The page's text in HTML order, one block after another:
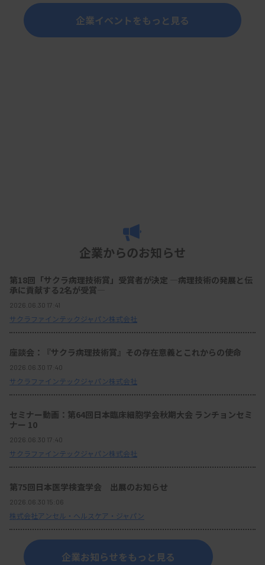
企業イベントをもっと見る
企業からのお知らせ
第18回「サクラ病理技術賞」受賞者が決定 ―病理技術の発展と伝
承に貢献する2名が受賞―
2026.06.30 17:41
サクラファインテックジャパン株式会社
座談会：『サクラ病理技術賞』その存在意義とこれからの使命
2026.06.30 17:40
サクラファインテックジャパン株式会社
セミナー動画：第64回日本臨床細胞学会秋期大会 ランチョンセミ
ナー 10
2026.06.30 17:40
サクラファインテックジャパン株式会社
第75回日本医学検査学会 出展のお知らせ
2026.06.30 15:06
株式会社アンセル・ヘルスケア・ジャパン
企業お知らせをもっと見る